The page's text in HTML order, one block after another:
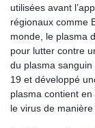
utilisées avant
régionaux comme
monde, le plasma
pour lutter contre
du plasma
19 et développé
plasma contient
le virus de manière